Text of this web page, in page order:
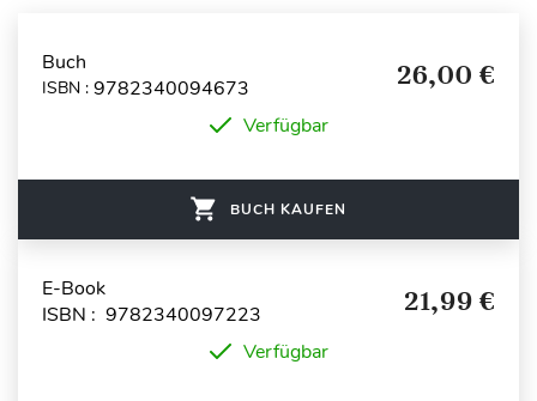
Buch
ISBN : 9782340094673 26,00 €
Verfügbar
BUCH KAUFEN
E-Book
ISBN : 9782340097223
21,99 €
Verfügbar